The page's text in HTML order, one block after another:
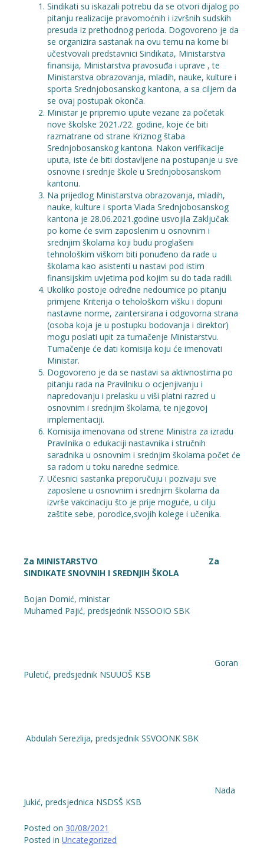
Sindikati su iskazali potrebu da se otvori dijalog po
pitanju realizacije pravomoćnih i izvršnih sudskih
presuda iz prethodnog perioda. Dogovoreno je da
se organizira sastanak na ovu temu na kome bi
učestvovali predstavnici Sindikata, Ministarstva
finansija, Ministarstva pravosuđa i uprave , te
Ministarstva obrazovanja, mladih, nauke, kulture i
sporta Srednjobosanskog kantona, a sa ciljem da
se ovaj postupak okonča.
Ministar je pripremio upute vezane za početak
nove školske 2021./22. godine, koje će biti
razmatrane od strane Kriznog štaba
Srednjobosanskog kantona. Nakon verifikacije
uputa, iste će biti dostavljene na postupanje u sve
osnovne i srednje škole u Srednjobosanskom
kantonu.
Na prijedlog Ministarstva obrazovanja, mladih,
nauke, kulture i sporta Vlada Srednjobosanskog
kantona je 28.06.2021.godine usvojila Zaključak
po kome će svim zaposlenim u osnovnim i
srednjim školama koji budu proglašeni
tehnološkim viškom biti ponuđeno da rade u
školama kao asistenti u nastavi pod istim
finansijskim uvjetima pod kojim su do tada radili.
Ukoliko postoje određne nedoumice po pitanju
primjene Kriterija o tehološkom višku i dopuni
nastavne norme, zaintersirana i odgovorna strana
(osoba koja je u postupku bodovanja i direktor)
mogu poslati upit za tumačenje Ministarstvu.
Tumačenje će dati komisija koju će imenovati
Ministar.
Dogovoreno je da se nastavi sa aktivnostima po
pitanju rada na Pravilniku o ocjenjivanju i
napredovanju i prelasku u viši platni razred u
osnovnim i srednjim školama, te njegovoj
implementaciji.
Komisija imenovana od strene Ministra za izradu
Pravilnika o edukaciji nastavnika i stručnih
saradnika u osnovnim i srednjim školama počet će
sa radom u toku naredne sedmice.
Učesnici sastanka preporučuju i pozivaju sve
zaposlene u osnovnim i srednjim školama da
izvrše vakcinaciju što je prije moguće, u cilju
zaštite sebe, porodice,svojih kolege i učenika.
Za MINISTARSTVO Za
SINDIKATE SNOVNIH I SREDNJIH ŠKOLA
Bojan Domić, ministar
Muhamed Pajić, predsjednik NSSOOIO SBK
Goran
Puletić, predsjednik NSUUOŠ KSB
Abdulah Serezlija, predsjednik SSVOONK SBK
Nada
Jukić, predsjednica NSDSŠ KSB
Posted on 30/08/2021
Posted in Uncategorized